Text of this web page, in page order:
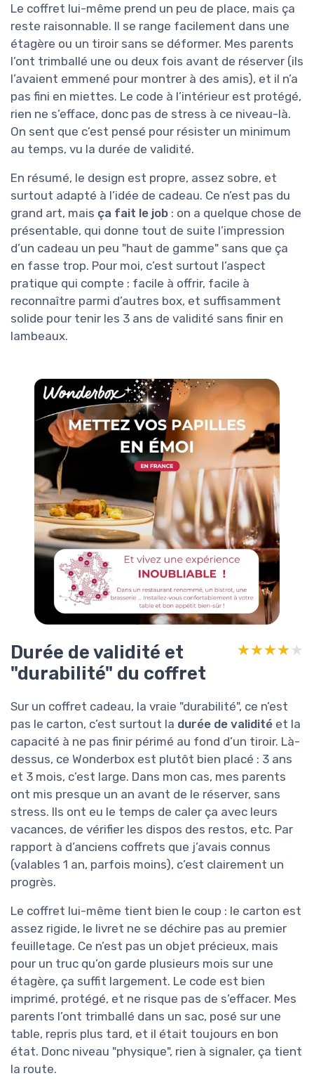
Le coffret lui-même prend un peu de place, mais ça
reste raisonnable. Il se range facilement dans une
étagère ou un tiroir sans se déformer. Mes parents
l’ont trimballé une ou deux fois avant de réserver (ils
l’avaient emmené pour montrer à des amis), et il n’a
pas fini en miettes. Le code à l’intérieur est protégé,
rien ne s’efface, donc pas de stress à ce niveau-là.
On sent que c’est pensé pour résister un minimum
au temps, vu la durée de validité.
En résumé, le design est propre, assez sobre, et
surtout adapté à l’idée de cadeau. Ce n’est pas du
grand art, mais ça fait le job : on a quelque chose de
présentable, qui donne tout de suite l’impression
d’un cadeau un peu "haut de gamme" sans que ça
en fasse trop. Pour moi, c’est surtout l’aspect
pratique qui compte : facile à offrir, facile à
reconnaître parmi d’autres box, et suffisamment
solide pour tenir les 3 ans de validité sans finir en
lambeaux.
Durée de validité et
"durabilité" du coffret
★★★★★
★★★★★
Sur un coffret cadeau, la vraie "durabilité", ce n’est
pas le carton, c’est surtout la durée de validité et la
capacité à ne pas finir périmé au fond d’un tiroir. Là-
dessus, ce Wonderbox est plutôt bien placé : 3 ans
et 3 mois, c’est large. Dans mon cas, mes parents
ont mis presque un an avant de le réserver, sans
stress. Ils ont eu le temps de caler ça avec leurs
vacances, de vérifier les dispos des restos, etc. Par
rapport à d’anciens coffrets que j’avais connus
(valables 1 an, parfois moins), c’est clairement un
progrès.
Le coffret lui-même tient bien le coup : le carton est
assez rigide, le livret ne se déchire pas au premier
feuilletage. Ce n’est pas un objet précieux, mais
pour un truc qu’on garde plusieurs mois sur une
étagère, ça suffit largement. Le code est bien
imprimé, protégé, et ne risque pas de s’effacer. Mes
parents l’ont trimballé dans un sac, posé sur une
table, repris plus tard, et il était toujours en bon
état. Donc niveau "physique", rien à signaler, ça tient
la route.